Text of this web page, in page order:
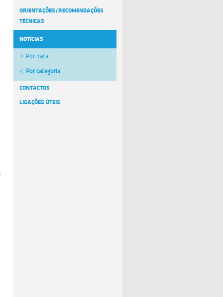
ORIENTAÇÕES/RECOMENDAÇÕES
TÉCNICAS
NOTÍCIAS
Por data
Por categoria
CONTACTOS
LIGAÇÕES ÚTEIS